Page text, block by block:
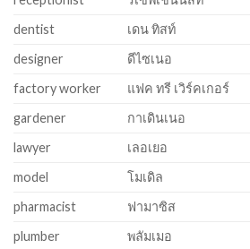
dentist
เดน ทิสท์
designer
ดีไซเนอ
factory worker
แฟค ทรี เวิร์คเกอร์
gardener
กาเดินเนอ
lawyer
เลอเยอ
model
โมเดิล
pharmacist
ฟามาซิส
plumber
พลัมเมอ